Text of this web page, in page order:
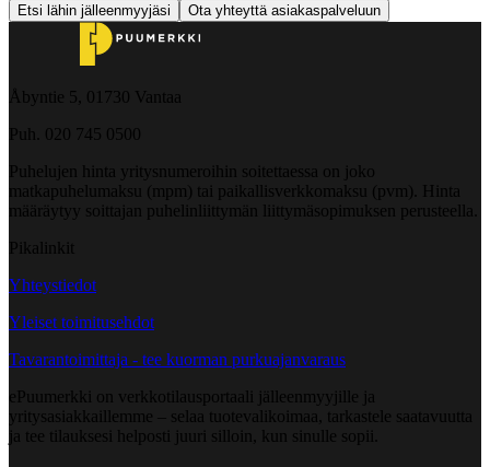
Etsi lähin jälleenmyyjäsi Ota yhteyttä asiakaspalveluun
Åbyntie 5, 01730 Vantaa
Puh. 020 745 0500
Puhelujen hinta yritysnumeroihin soitettaessa on joko
matkapuhelumaksu (mpm) tai paikallisverkkomaksu (pvm). Hinta
määräytyy soittajan puhelinliittymän liittymäsopimuksen perusteella.
Pikalinkit
Yhteystiedot
Yleiset toimitusehdot
Tavarantoimittaja - tee kuorman purkuajanvaraus
ePuumerkki on verkkotilausportaali jälleenmyyjille ja
yritysasiakkaillemme – selaa tuotevalikoimaa, tarkastele saatavuutta
ja tee tilauksesi helposti juuri silloin, kun sinulle sopii.